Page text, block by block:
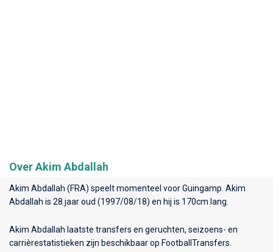
Over Akim Abdallah
Akim Abdallah (FRA) speelt momenteel voorGuingamp . Akim
Abdallah is 28 jaar oud (1997/08/18) en hij is 170cm lang.
Akim Abdallah laatste transfers en geruchten, seizoens- en
carrièrestatistieken zijn beschikbaar op FootballTransfers.